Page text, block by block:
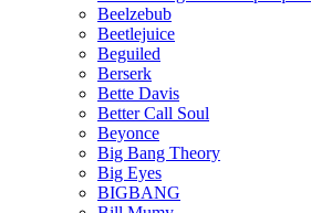
Beelzebub
Beetlejuice
Beguiled
Berserk
Bette Davis
Better Call Soul
Beyonce
Big Bang Theory
Big Eyes
BIGBANG